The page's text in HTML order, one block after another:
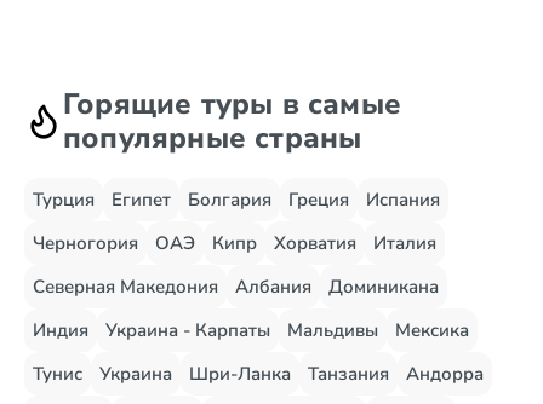
Горящие туры в самые
популярные страны
Турция Египет Болгария Греция
Испания
Черногория
ОАЭ Кипр Хорватия
Италия
Северная Македония
Албания
Доминикана
Индия
Украина - Карпаты Мальдивы
Мексика
Тунис
Украина Шри-Ланка Танзания
Андорра